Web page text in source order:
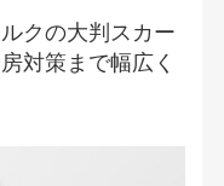
クの大判スカー
対策まで幅広く